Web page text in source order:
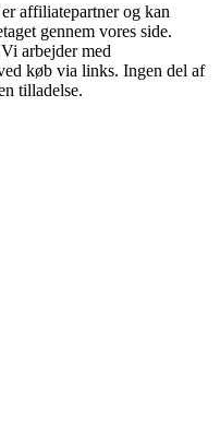
affiliatepartner og kan
gennem vores side.
arbejder med
køb via links. Ingen del af
tilladelse.